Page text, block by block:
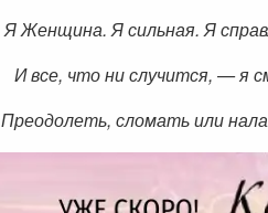
Я Женщина. Я сильная. Я
И все, что ни случится, — я
Преодолеть, сломать или